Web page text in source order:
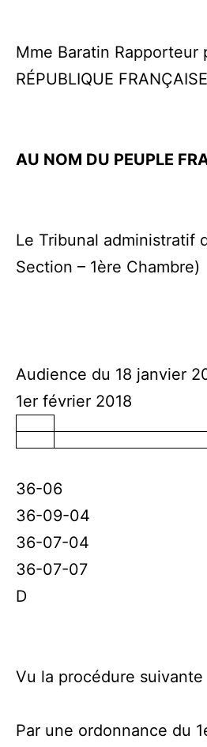
Mme Baratin Rapporteur
RÉPUBLIQUE FRANÇAISE
AU NOM DU PEUPLE
Le Tribunal administratif
Section – 1ère Chambre)
Audience du 18 janvier
1er février 2018
36-06
36-09-04
36-07-04
36-07-07
D
Vu la procédure suivante
Par une ordonnance du